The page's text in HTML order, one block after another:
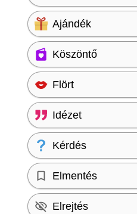
Ajándék
Köszöntő
Flört
Idézet
Kérdés
Elmentés
Elrejtés